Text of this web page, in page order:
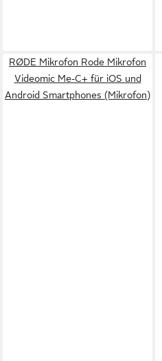
RØDE Mikrofon Rode Mikrofon
Videomic Me-C+ für iOS und
Android Smartphones (Mikrofon)